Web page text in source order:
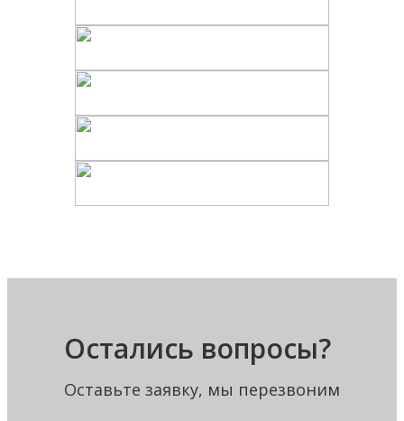
Остались вопросы?
Оставьте заявку, мы перезвоним